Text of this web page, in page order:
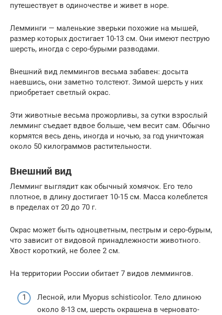
путешествует в одиночестве и живет в норе.
Лемминги — маленькие зверьки похожие на мышей,
размер которых достигает 10-13 см. Они имеют пеструю
шерсть, иногда с серо-бурыми разводами.
Внешний вид леммингов весьма забавен: досыта
наевшись, они заметно толстеют. Зимой шерсть у них
приобретает светлый окрас.
Эти животные весьма прожорливы, за сутки взрослый
лемминг съедает вдвое больше, чем весит сам. Обычно
кормятся весь день, иногда и ночью, за год уничтожая
около 50 килограммов растительности.
Внешний вид
Лемминг выглядит как обычный хомячок. Его тело
плотное, в длину достигает 10-15 см. Масса колеблется
в пределах от 20 до 70 г.
Окрас может быть одноцветным, пестрым и серо-бурым,
что зависит от видовой принадлежности животного.
Хвост короткий, не более 2 см.
На территории России обитает 7 видов леммингов.
Лесной, или Myopus schisticolor. Тело длиною
около 8-13 см, шерсть окрашена в черновато-